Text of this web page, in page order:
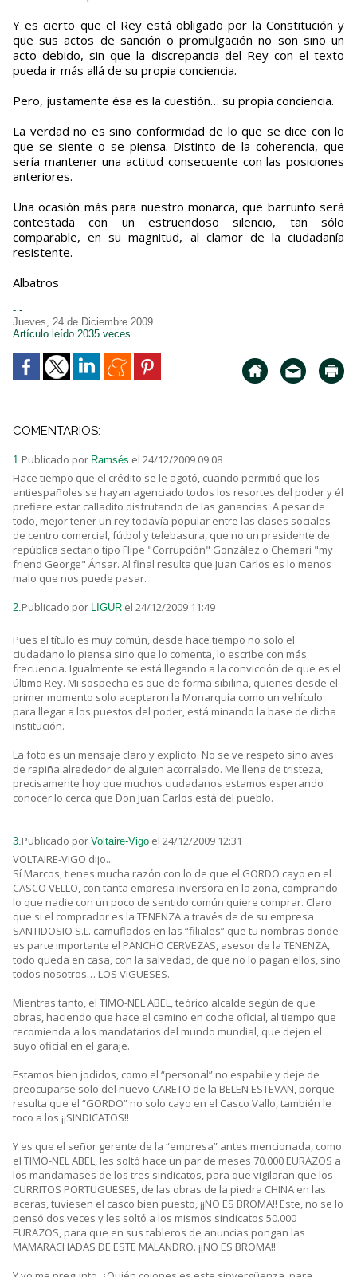
Y es cierto que el Rey está obligado por la Constitución y
que sus actos de sanción o promulgación no son sino un
acto debido, sin que la discrepancia del Rey con el texto
pueda ir más allá de su propia conciencia.
Pero, justamente ésa es la cuestión… su propia conciencia.
La verdad no es sino conformidad de lo que se dice con lo
que se siente o se piensa. Distinto de la coherencia, que
sería mantener una actitud consecuente con las posiciones
anteriores.
Una ocasión más para nuestro monarca, que barrunto será
contestada con un estruendoso silencio, tan sólo
comparable, en su magnitud, al clamor de la ciudadanía
resistente.
Albatros
- -
Jueves, 24 de Diciembre 2009
Artículo leído 2035 veces
COMENTARIOS:
1.Publicado por Ramsés el 24/12/2009 09:08
Hace tiempo que el crédito se le agotó, cuando permitió que los
antiespañoles se hayan agenciado todos los resortes del poder y él
prefiere estar calladito disfrutando de las ganancias. A pesar de
todo, mejor tener un rey todavía popular entre las clases sociales
de centro comercial, fútbol y telebasura, que no un presidente de
república sectario tipo Flipe "Corrupción" González o Chemari "my
friend George" Ánsar. Al final resulta que Juan Carlos es lo menos
malo que nos puede pasar.
2.Publicado por LIGUR el 24/12/2009 11:49
Pues el título es muy común, desde hace tiempo no solo el
ciudadano lo piensa sino que lo comenta, lo escribe con más
frecuencia. Igualmente se está llegando a la convicción de que es el
último Rey. Mi sospecha es que de forma sibilina, quienes desde el
primer momento solo aceptaron la Monarquía como un vehículo
para llegar a los puestos del poder, está minando la base de dicha
institución.
La foto es un mensaje claro y explicito. No se ve respeto sino aves
de rapiña alrededor de alguien acorralado. Me llena de tristeza,
precisamente hoy que muchos ciudadanos estamos esperando
conocer lo cerca que Don Juan Carlos está del pueblo.
3.Publicado por Voltaire-Vigo el 24/12/2009 12:31
VOLTAIRE-VIGO dijo...
Sí Marcos, tienes mucha razón con lo de que el GORDO cayo en el
CASCO VELLO, con tanta empresa inversora en la zona, comprando
lo que nadie con un poco de sentido común quiere comprar. Claro
que si el comprador es la TENENZA a través de de su empresa
SANTIDOSIO S.L. camuflados en las “filiales” que tu nombras donde
es parte importante el PANCHO CERVEZAS, asesor de la TENENZA,
todo queda en casa, con la salvedad, de que no lo pagan ellos, sino
todos nosotros… LOS VIGUESES.
Mientras tanto, el TIMO-NEL ABEL, teórico alcalde según de que
obras, haciendo que hace el camino en coche oficial, al tiempo que
recomienda a los mandatarios del mundo mundial, que dejen el
suyo oficial en el garaje.
Estamos bien jodidos, como el “personal” no espabile y deje de
preocuparse solo del nuevo CARETO de la BELEN ESTEVAN, porque
resulta que el “GORDO” no solo cayo en el Casco Vallo, también le
toco a los ¡¡SINDICATOS!!
Y es que el señor gerente de la “empresa” antes mencionada, como
el TIMO-NEL ABEL, les soltó hace un par de meses 70.000 EURAZOS a
los mandamases de los tres sindicatos, para que vigilaran que los
CURRITOS PORTUGUESES, de las obras de la piedra CHINA en las
aceras, tuviesen el casco bien puesto, ¡¡NO ES BROMA!! Este, no se lo
pensó dos veces y les soltó a los mismos sindicatos 50.000
EURAZOS, para que en sus tableros de anuncias pongan las
MAMARACHADAS DE ESTE MALANDRO. ¡¡NO ES BROMA!!